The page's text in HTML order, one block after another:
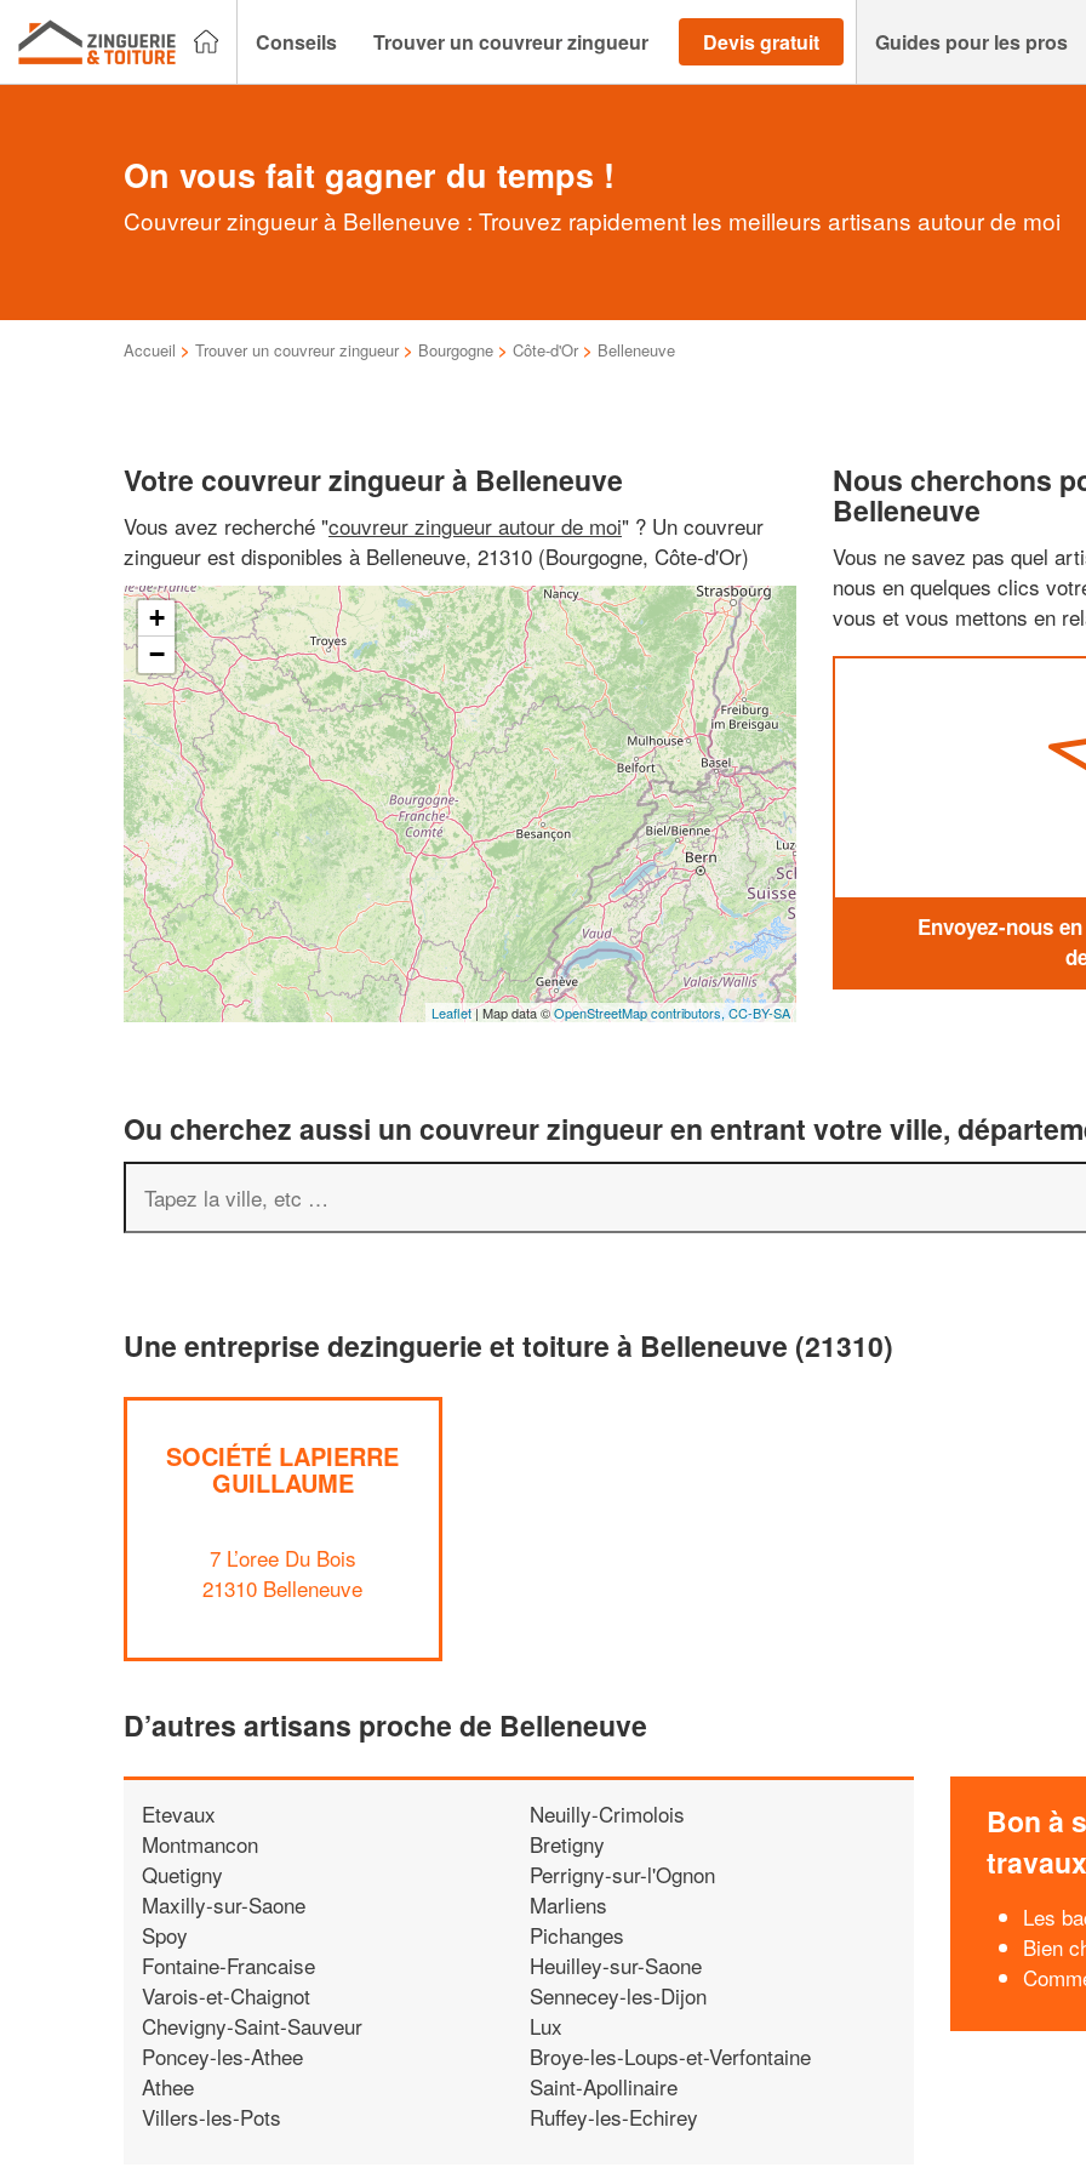
Conseils Trouver un couvreur zingueur Devis gratuit Guides pour les pros
On vous fait gagner du temps !
Couvreur zingueur à Belleneuve : Trouvez rapidement les meilleurs artisans autour de moi
Accueil > Trouver un couvreur zingueur > Bourgogne > Côte-d'Or > Belleneuve
Votre couvreur zingueur à Belleneuve
Vous avez recherché "couvreur zingueur autour de moi" ? Un couvreur
zingueur est disponibles à Belleneuve, 21310 (Bourgogne, Côte-d'Or)
+
−
Leaflet| Map data ©OpenStreetMap contributors,CC-BY-SA
Nous cherchons
Belleneuve
Vous ne savez pas quel
nous en quelques clics
vous et vous mettons en
Envoyez-nous
Ou cherchez aussi un couvreur zingueur en entrant votre ville,
Une entreprise dezinguerie et toiture à Belleneuve (21310)
SOCIÉTÉ LAPIERRE
GUILLAUME
7 L’oree Du Bois
21310 Belleneuve
D’autres artisans proche de Belleneuve
Etevaux
Montmancon
Quetigny
Maxilly-sur-Saone
Spoy
Fontaine-Francaise
Varois-et-Chaignot
Chevigny-Saint-Sauveur
Poncey-les-Athee
Athee
Villers-les-Pots
Neuilly-Crimolois
Bretigny
Perrigny-sur-l'Ognon
Marliens
Pichanges
Heuilley-sur-Saone
Sennecey-les-Dijon
Lux
Broye-les-Loups-et-Verfontaine
Saint-Apollinaire
Ruffey-les-Echirey
Bon à
travaux
Les
Bien